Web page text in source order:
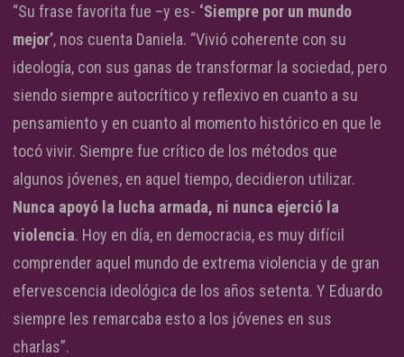
“Su frase favorita fue –y es- ‘Siempre por un mundo
mejor’, nos cuenta Daniela. “Vivió coherente con su
ideología, con sus ganas de transformar la sociedad, pero
siendo siempre autocrítico y reflexivo en cuanto a su
pensamiento y en cuanto al momento histórico en que le
tocó vivir. Siempre fue crítico de los métodos que
algunos jóvenes, en aquel tiempo, decidieron utilizar.
Nunca apoyó la lucha armada, ni nunca ejerció la
violencia. Hoy en día, en democracia, es muy difícil
comprender aquel mundo de extrema violencia y de gran
efervescencia ideológica de los años setenta. Y Eduardo
siempre les remarcaba esto a los jóvenes en sus
charlas”.